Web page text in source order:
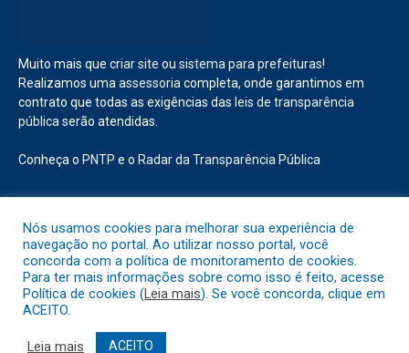
Muito mais que criar site ou sistema para prefeituras!
Realizamos uma assessoria completa, onde garantimos em
contrato que todas as exigências das leis de transparência
pública serão atendidas.
Conheça o PNTP e o Radar da Transparência Pública
Todos os direitos reservados a Prefeitura Municipal de Barra do
Bugres
Mapa do Site
Acessar o Webmail
Nós usamos cookies para melhorar sua experiência de
navegação no portal. Ao utilizar nosso portal, você
concorda com a política de monitoramento de cookies.
Para ter mais informações sobre como isso é feito, acesse
Política de cookies (Leia mais). Se você concorda, clique em
ACEITO.
Leia mais ACEITO